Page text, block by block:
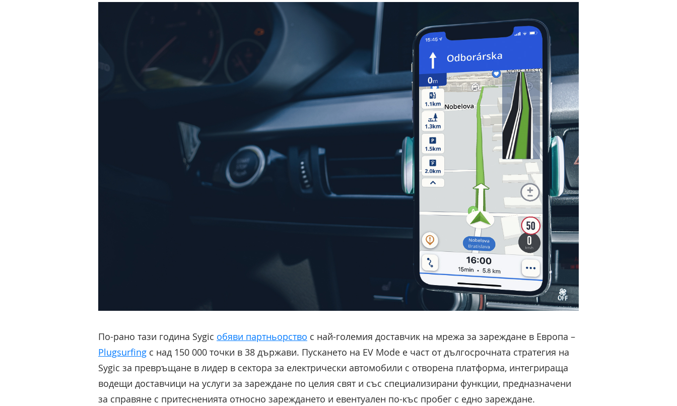
По-рано тази година Sygic обяви партньорство с най-големия доставчик на мрежа за зареждане в Европа –
Plugsurfing с над 150 000 точки в 38 държави. Пускането на EV Mode е част от дългосрочната стратегия на
Sygic за превръщане в лидер в сектора за електрически автомобили с отворена платформа, интегрираща
водещи доставчици на услуги за зареждане по целия свят и със специализирани функции, предназначени
за справяне с притесненията относно зареждането и евентуален по-къс пробег с едно зареждане.